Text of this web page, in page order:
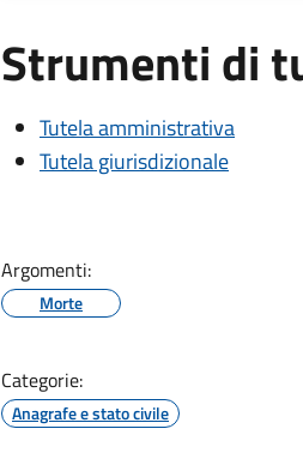
Strumenti di
Tutela amministrativa
Tutela giurisdizionale
Argomenti:
Morte
Categorie:
Anagrafe e stato civile